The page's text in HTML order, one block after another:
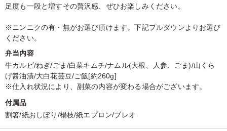
足度も一段と増すその贅沢感、ぜひお楽しみください。
※ニンニクの有・無がお選び頂けます。下記プルダウンよりお選び
ください。
弁当内容
牛カルビ/ねぎ/ごま/白菜キムチ/ナムル(大根、人参、ごま)/山くら
げ醤油漬/大白花芸豆/ご飯[約260g]
※仕入れ状況により、副菜の内容が変わる場合がございます。
付属品
割箸/紙おしぼり/楊枝/紙エプロン/ブレオ